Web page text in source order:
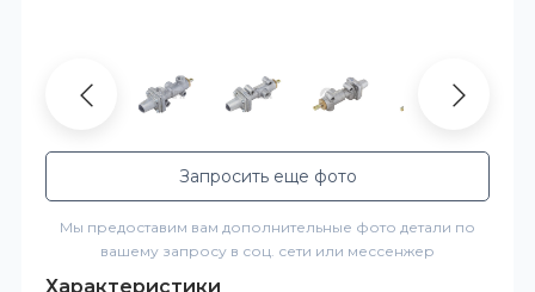
Запросить еще фото
Мы предоставим вам дополнительные фото детали по
вашему запросу в соц. сети или мессенжер
Характеристики